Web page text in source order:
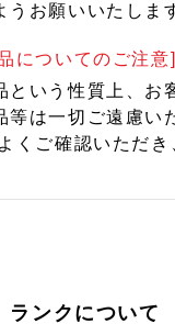
お願いいたしま
についてのご注意]
という性質上、お
等は一切ご遠慮い
くご確認いただ
ランクについて